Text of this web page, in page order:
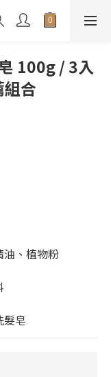
100g / 3入
組合
油、植物粉
髮皂